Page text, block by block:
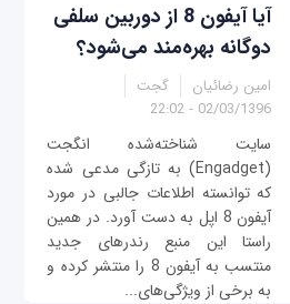
آیا آیفون 8 از دوربین سلفی
دوگانه بهره‌مند می‌شود؟
امین رضائیان
گجت
02/03/1396 - 22:02
سایت شناخته‌شده انگجت
(Engadget) به تازگی مدعی شده
که توانسته اطلاعات جالبی در مورد
آیفون 8 اپل به دست آورد. در همین
راستا این منبع رندرهای جدید
منتسب به آیفون 8 را منتشر کرده و
به برخی از ویژگی‌های...